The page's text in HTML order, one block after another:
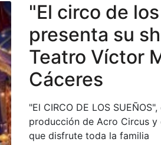
"El circo de
presenta su
Teatro Víctor
Cáceres
"El CIRCO DE LOS
producción de Acro Circus y
que disfrute toda la familia